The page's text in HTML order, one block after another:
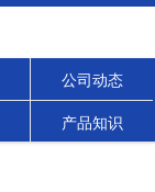
公司动态
产品知识